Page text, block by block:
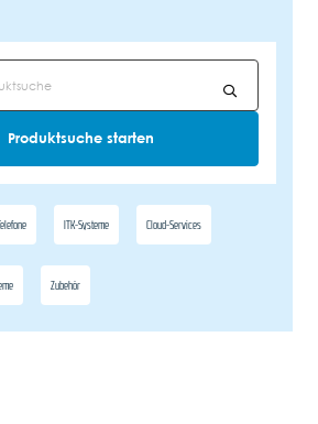
ITK-Systeme Cloud-Services
Zubehör